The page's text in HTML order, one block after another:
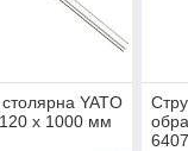
YATO
x 1000 мм